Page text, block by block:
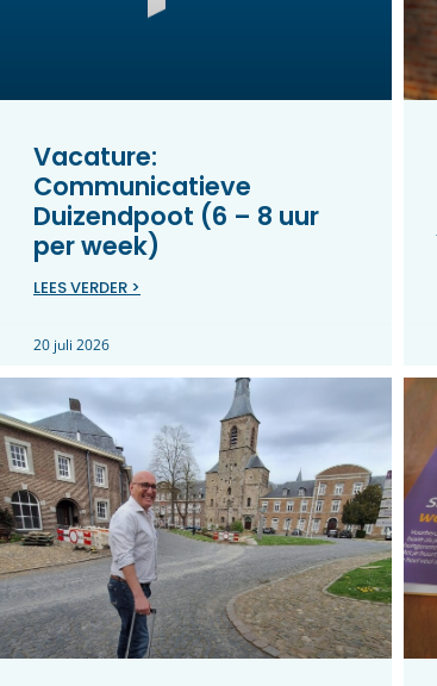
Vacature:
Communicatieve
Duizendpoot (6 – 8 uur
per week)
LEES VERDER >
20 juli 2026